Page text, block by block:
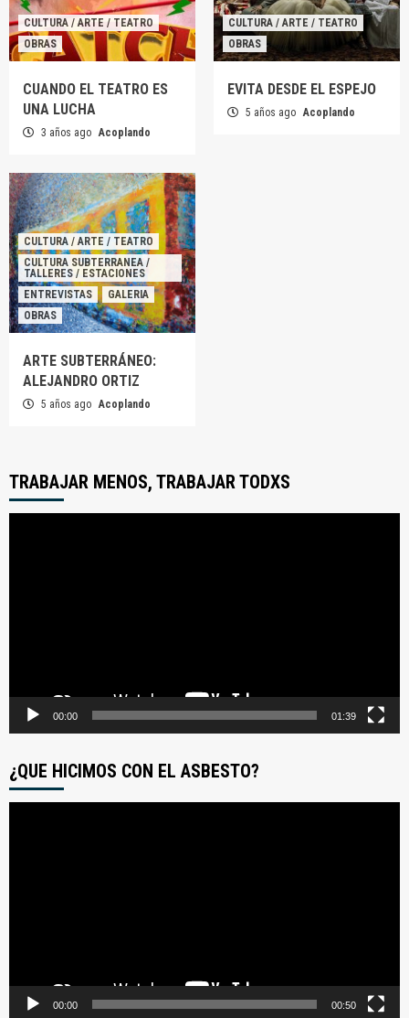
CULTURA / ARTE / TEATRO
OBRAS
CUANDO EL TEATRO ES
UNA LUCHA
3 años ago Acoplando
CULTURA / ARTE / TEATRO
OBRAS
EVITA DESDE EL ESPEJO
5 años ago Acoplando
CULTURA / ARTE / TEATRO
CULTURA SUBTERRANEA /
TALLERES / ESTACIONES
ENTREVISTAS
GALERIA
OBRAS
ARTE SUBTERRÁNEO:
ALEJANDRO ORTIZ
5 años ago Acoplando
TRABAJAR MENOS, TRABAJAR TODXS
00:00 01:39
¿QUE HICIMOS CON EL ASBESTO?
00:00 00:50